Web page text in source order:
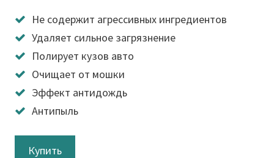
Не содержит агрессивных ингредиентов
Удаляет сильное загрязнение
Полирует кузов авто
Очищает от мошки
Эффект антидождь
Антипыль
Купить